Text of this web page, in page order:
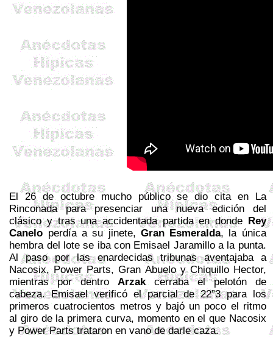
El 26 de octubre mucho público se dio cita en La
Rinconadapara presenciar una nueva edición del
clásico y tras una accidentada partida en donde Rey
Canelo perdía a su jinete, Gran Esmeralda, la única
hembra del lote se iba con Emisael Jaramillo a la punta.
Al paso por las enardecidas tribunas aventajaba a
Nacosix,Power Parts, Gran Abuelo y Chiquillo Hector,
mientras por dentroArzakcerraba el pelotón de
cabeza.Emisaelverificó el parcial de22”3 para los
primeros cuatrocientos metros y bajó un poco el ritmo
al giro de la primera curva, momento en el que Nacosix
y Power Partstrataron en vano de darle caza.